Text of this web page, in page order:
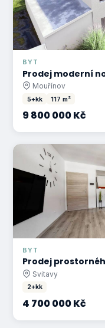
BYT
Prodej moderní
Mouřínov
5+kk 117 m²
9 800 000 Kč
BYT
Prodej
Svitavy
2+kk
4 700 000 Kč